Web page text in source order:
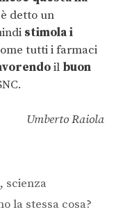
è detto un
stimola i
tutti i farmaci
il buon
Umberto Raiola
, scienza
la stessa cosa?